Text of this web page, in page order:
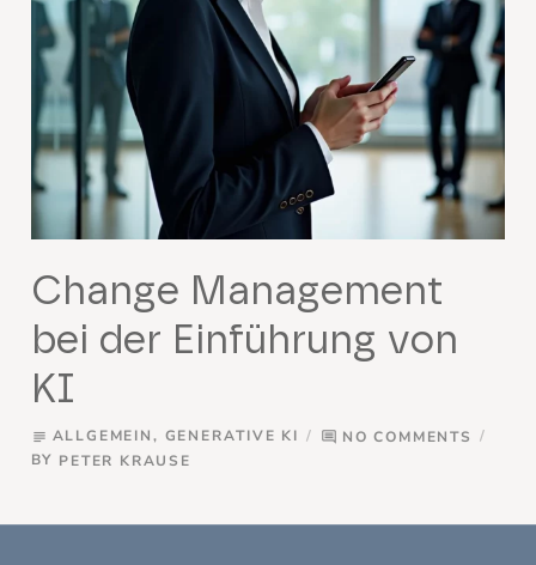
Change Management
bei der Einführung von
KI
subject ALLGEMEIN, GENERATIVE KI comment NO COMMENTS
BY PETER KRAUSE